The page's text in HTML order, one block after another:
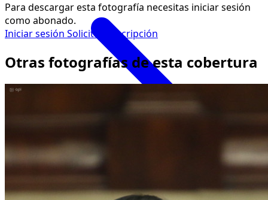
Para descargar esta fotografía necesitas iniciar sesión
como abonado.
Iniciar sesión Solicitar suscripción
Otras fotografías de esta cobertura